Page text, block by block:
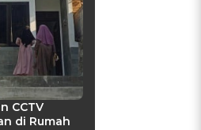
CCTV
di Rumah